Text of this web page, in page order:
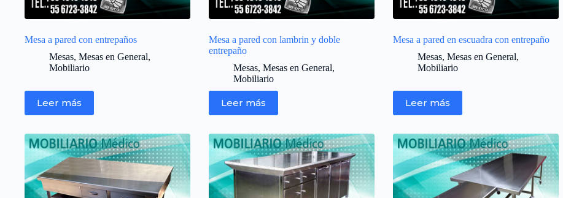
Mesa a pared con entrepaños
Mesas, Mesas en General,
Mobiliario
Leer más
Mesa a pared con lambrin y doble
entrepaño
Mesas, Mesas en General,
Mobiliario
Leer más
Mesa a pared en escuadra con entrepaño
Mesas, Mesas en General,
Mobiliario
Leer más